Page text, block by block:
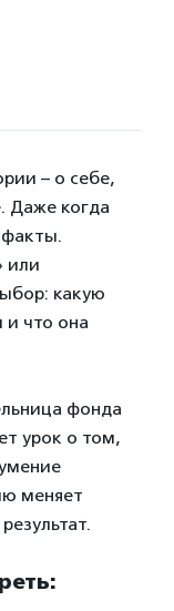
– о себе,
Даже когда
или
какую
что она
фонда
урок о том,
меняет